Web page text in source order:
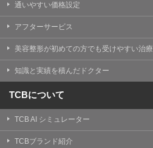
通いやすい価格設定
アフターサービス
美容整形が初めての方でも受けやすい治療
知識と実績を積んだドクター
TCBについて
TCB AI シミュレーター
TCBブランド紹介